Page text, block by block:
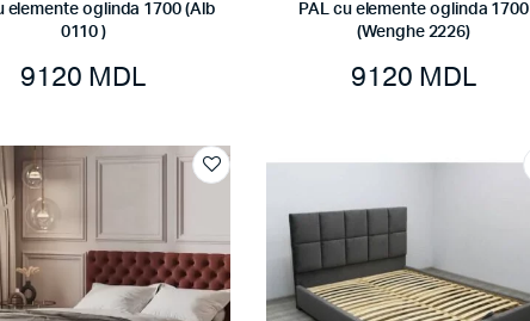
elemente oglinda 1700 (Alb
0110 )
9120 MDL
PAL cu elemente oglinda 1700
(Wenghe 2226)
9120 MDL